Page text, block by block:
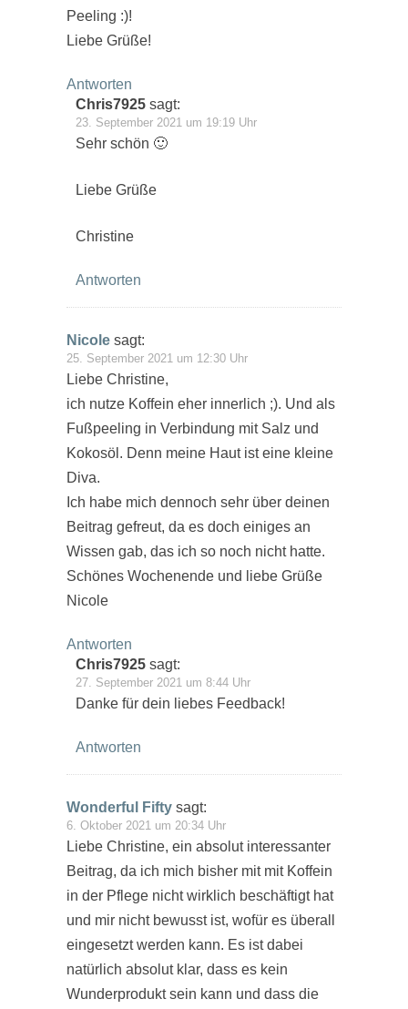
Peeling :)!
Liebe Grüße!
Antworten
Chris7925 sagt:
23. September 2021 um 19:19 Uhr
Sehr schön 🙂
Liebe Grüße
Christine
Antworten
Nicole sagt:
25. September 2021 um 12:30 Uhr
Liebe Christine,
ich nutze Koffein eher innerlich ;). Und als
Fußpeeling in Verbindung mit Salz und
Kokosöl. Denn meine Haut ist eine kleine
Diva.
Ich habe mich dennoch sehr über deinen
Beitrag gefreut, da es doch einiges an
Wissen gab, das ich so noch nicht hatte.
Schönes Wochenende und liebe Grüße
Nicole
Antworten
Chris7925 sagt:
27. September 2021 um 8:44 Uhr
Danke für dein liebes Feedback!
Antworten
Wonderful Fifty sagt:
6. Oktober 2021 um 20:34 Uhr
Liebe Christine, ein absolut interessanter
Beitrag, da ich mich bisher mit mit Koffein
in der Pflege nicht wirklich beschäftigt hat
und mir nicht bewusst ist, wofür es überall
eingesetzt werden kann. Es ist dabei
natürlich absolut klar, dass es kein
Wunderprodukt sein kann und dass die